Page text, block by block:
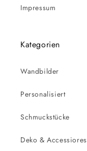
Impressum
Kategorien
Wandbilder
Personalisiert
Schmuckstücke
Deko & Accessiores